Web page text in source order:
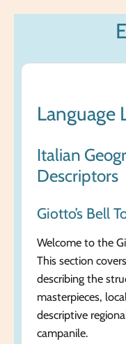
Zum
Language
Italian
Descriptors
Giotto’s Bell
Welcome to the
This section
describing the
masterpieces,
descriptive
campanile.